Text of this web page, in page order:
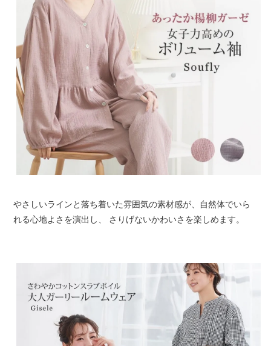
やさしいラインと落ち着いた雰囲気の素材感が、自然体でいら
れる心地よさを演出し、 さりげないかわいさを楽しめます。